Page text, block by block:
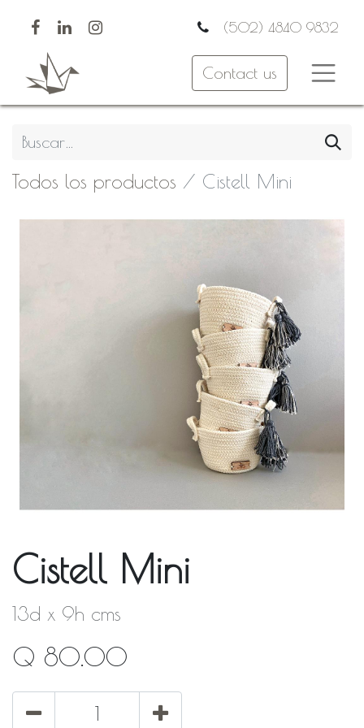
(502) 4840 9832
Contact us
Todos los productos Cistell Mini
Cistell Mini
13d x 9h cms
Q 80.00